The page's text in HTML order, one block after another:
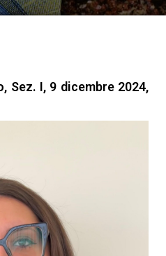
Sez. I, 9 dicembre 2024,